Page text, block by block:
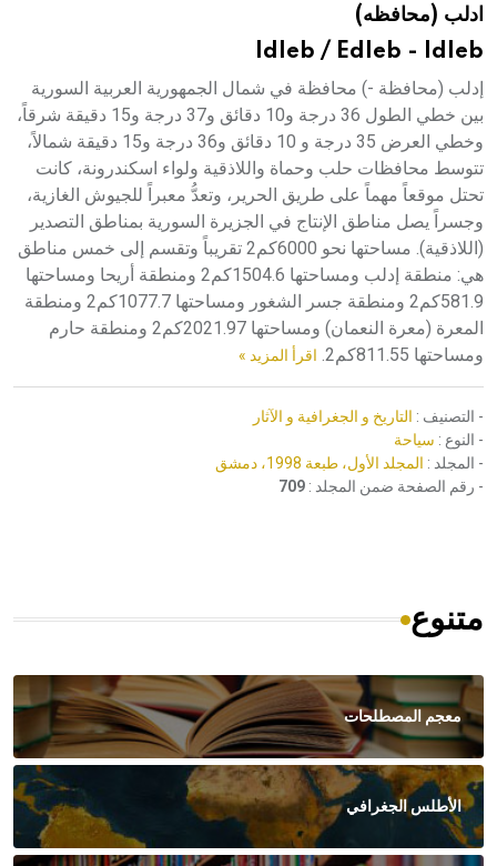
هيئة الموسوعة العربية تطلق موسوعات جديدة في عام 2026ادلب (محافظه)
Idleb / Edleb - Idleb
إدلب (محافظة -) محافظة في شمال الجمهورية العربية السورية
بين خطي الطول 36 درجة و10 دقائق و37 درجة و15 دقيقة شرقاً،
وخطي العرض 35 درجة و 10 دقائق و36 درجة و15 دقيقة شمالاً،
تتوسط محافظات حلب وحماة واللاذقية ولواء اسكندرونة، كانت
تحتل موقعاً مهماً على طريق الحرير، وتعدُّ معبراً للجيوش الغازية،
وجسراً يصل مناطق الإنتاج في الجزيرة السورية بمناطق التصدير
(اللاذقية). مساحتها نحو 6000كم2 تقريباً وتقسم إلى خمس مناطق
هي: منطقة إدلب ومساحتها 1504.6كم2 ومنطقة أريحا ومساحتها
581.9كم2 ومنطقة جسر الشغور ومساحتها 1077.7كم2 ومنطقة
المعرة (معرة النعمان) ومساحتها 2021.97كم2 ومنطقة حارم
ومساحتها 811.55كم2.
اقرأ المزيد »
- التصنيف : التاريخ و الجغرافية و الآثار
- النوع : سياحة
- المجلد : المجلد الأول، طبعة 1998، دمشق
- رقم الصفحة ضمن المجلد : 709
متنوع
معجم المصطلحات
الأطلس الجغرافي